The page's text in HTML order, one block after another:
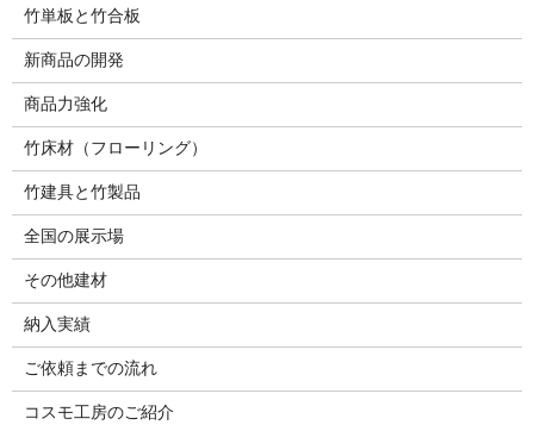
竹単板と竹合板
新商品の開発
商品力強化
竹床材（フローリング）
竹建具と竹製品
全国の展示場
その他建材
納入実績
ご依頼までの流れ
コスモ工房のご紹介